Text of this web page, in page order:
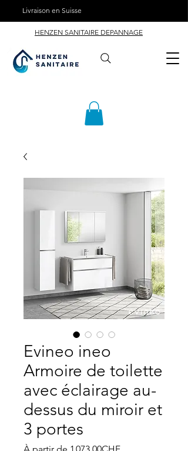
Livraison en Suisse
HENZEN SANITAIRE DEPANNAGE
Evineo ineo
Armoire de toilette
avec éclairage au-
dessus du miroir et
3 portes
À partir de 1 073,00CHFPrix